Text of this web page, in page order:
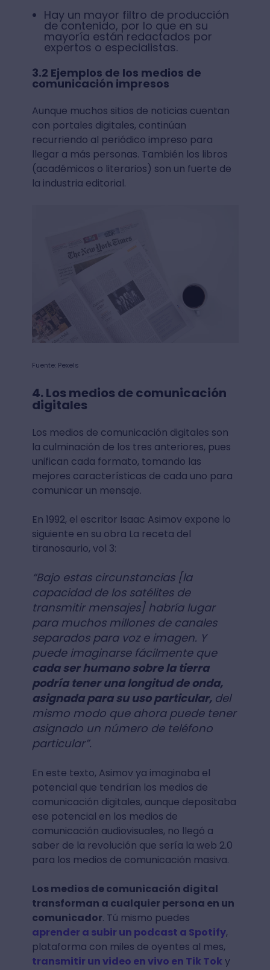
Hay un mayor filtro de producción
de contenido, por lo que en su
mayoría están redactados por
expertos o especialistas.
3.2 Ejemplos de los medios de
comunicación impresos
Aunque muchos sitios de noticias cuentan
con portales digitales, continúan
recurriendo al periódico impreso para
llegar a más personas. También los libros
(académicos o literarios) son un fuerte de
la industria editorial.
Fuente: Pexels
4. Los medios de comunicación
digitales
Los medios de comunicación digitales son
la culminación de los tres anteriores, pues
unifican cada formato, tomando las
mejores características de cada uno para
comunicar un mensaje.
En 1992, el escritor Isaac Asimov expone lo
siguiente en su obra La receta del
tiranosaurio, vol 3:
“Bajo estas circunstancias [la
capacidad de los satélites de
transmitir mensajes] habría lugar
para muchos millones de canales
separados para voz e imagen. Y
puede imaginarse fácilmente que
cada ser humano sobre la tierra
podría tener una longitud de onda,
asignada para su uso particular, del
mismo modo que ahora puede tener
asignado un número de teléfono
particular”.
En este texto, Asimov ya imaginaba el
potencial que tendrían los medios de
comunicación digitales, aunque depositaba
ese potencial en los medios de
comunicación audiovisuales, no llegó a
saber de la revolución que sería la web 2.0
para los medios de comunicación masiva.
Los medios de comunicación digital
transforman a cualquier persona en un
comunicador. Tú mismo puedes
aprender a subir un podcast a Spotify,
plataforma con miles de oyentes al mes,
transmitir un video en vivo en Tik Tok y